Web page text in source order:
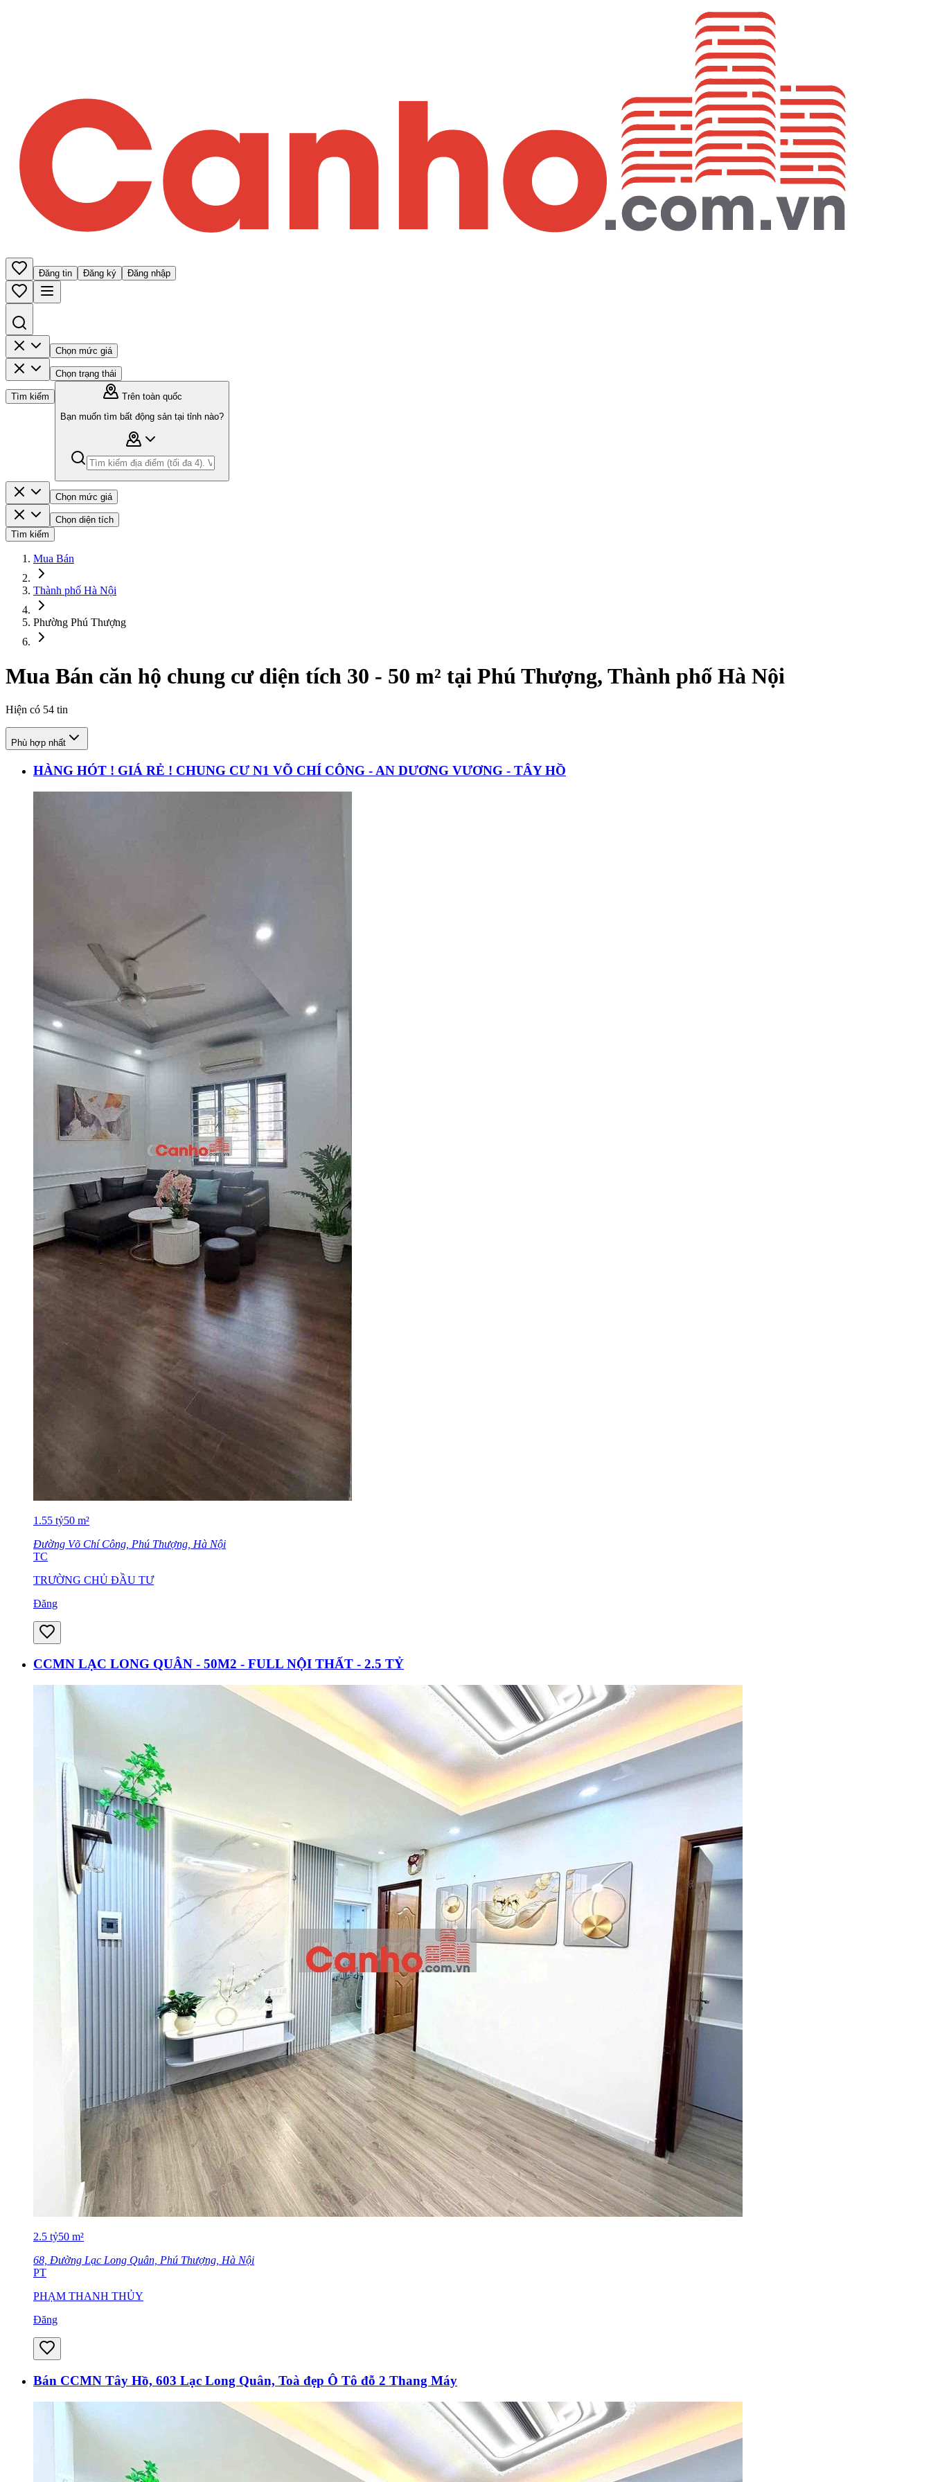
Đăng tin Đăng ký Đăng nhập
Chọn mức giá
Chọn trạng thái
Tìm kiếm
Trên toàn quốc
Bạn muốn tìm bất động sản tại tỉnh nào?
Chọn mức giá
Chọn diện tích
Tìm kiếm
Mua Bán
Thành phố Hà Nội
Phường Phú Thượng
Mua Bán căn hộ chung cư diện tích 30 - 50 m² tại Phú Thượng, Thành phố Hà Nội
Hiện có 54 tin
Phù hợp nhất
HÀNG HÓT ! GIÁ RẺ ! CHUNG CƯ N1 VÕ CHÍ CÔNG - AN DƯƠNG VƯƠNG - TÂY HỒ
1.55 tỷ50 m²
Đường Võ Chí Công, Phú Thượng, Hà Nội
TC
TRƯỜNG CHỦ ĐẦU TƯ
Đăng
CCMN LẠC LONG QUÂN - 50M2 - FULL NỘI THẤT - 2.5 TỶ
2.5 tỷ50 m²
68, Đường Lạc Long Quân, Phú Thượng, Hà Nội
PT
PHẠM THANH THỦY
Đăng
Bán CCMN Tây Hồ, 603 Lạc Long Quân, Toà đẹp Ô Tô đỗ 2 Thang Máy